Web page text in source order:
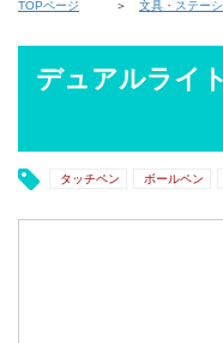
TOPページ 文具・ステー
デュアルライ
タッチペン ボールペン